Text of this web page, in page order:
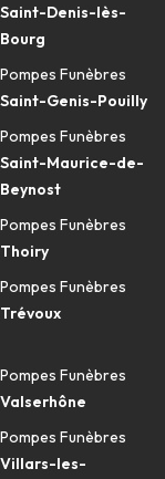
Saint-Denis-lès-
Bourg
Pompes Funèbres
Saint-Genis-Pouilly
Pompes Funèbres
Saint-Maurice-de-
Beynost
Pompes Funèbres
Thoiry
Pompes Funèbres
Trévoux
Pompes Funèbres
Valserhône
Pompes Funèbres
Villars-les-